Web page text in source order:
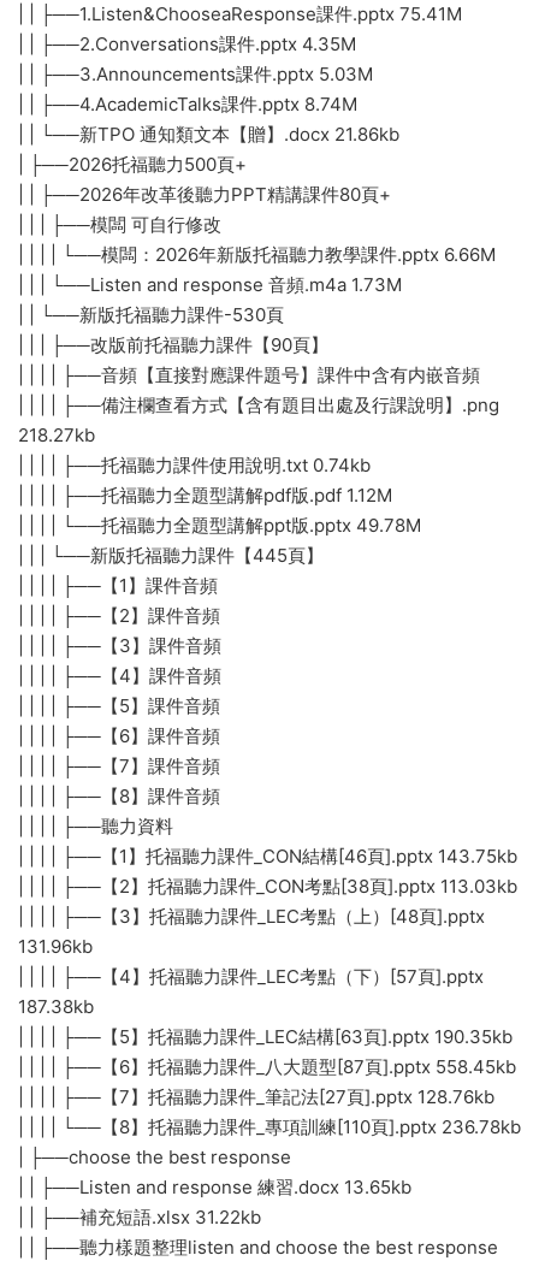
| | ├──1.Listen&ChooseaResponse課件.pptx 75.41M
| | ├──2.Conversations課件.pptx 4.35M
| | ├──3.Announcements課件.pptx 5.03M
| | ├──4.AcademicTalks課件.pptx 8.74M
| | └──新TPO 通知類文本【贈】.docx 21.86kb
| ├──2026托福聽力500頁+
| | ├──2026年改革後聽力PPT精講課件80頁+
| | | ├──模闆 可自行修改
| | | | └──模闆：2026年新版托福聽力教學課件.pptx 6.66M
| | | └──Listen and response 音頻.m4a 1.73M
| | └──新版托福聽力課件-530頁
| | | ├──改版前托福聽力課件【90頁】
| | | | ├──音頻【直接對應課件題号】課件中含有内嵌音頻
| | | | ├──備注欄查看方式【含有題目出處及行課說明】.png
218.27kb
| | | | ├──托福聽力課件使用說明.txt 0.74kb
| | | | ├──托福聽力全題型講解pdf版.pdf 1.12M
| | | | └──托福聽力全題型講解ppt版.pptx 49.78M
| | | └──新版托福聽力課件【445頁】
| | | | ├──【1】課件音頻
| | | | ├──【2】課件音頻
| | | | ├──【3】課件音頻
| | | | ├──【4】課件音頻
| | | | ├──【5】課件音頻
| | | | ├──【6】課件音頻
| | | | ├──【7】課件音頻
| | | | ├──【8】課件音頻
| | | | ├──聽力資料
| | | | ├──【1】托福聽力課件_CON結構[46頁].pptx 143.75kb
| | | | ├──【2】托福聽力課件_CON考點[38頁].pptx 113.03kb
| | | | ├──【3】托福聽力課件_LEC考點（上）[48頁].pptx
131.96kb
| | | | ├──【4】托福聽力課件_LEC考點（下）[57頁].pptx
187.38kb
| | | | ├──【5】托福聽力課件_LEC結構[63頁].pptx 190.35kb
| | | | ├──【6】托福聽力課件_八大題型[87頁].pptx 558.45kb
| | | | ├──【7】托福聽力課件_筆記法[27頁].pptx 128.76kb
| | | | └──【8】托福聽力課件_專項訓練[110頁].pptx 236.78kb
| ├──choose the best response
| | ├──Listen and response 練習.docx 13.65kb
| | ├──補充短語.xlsx 31.22kb
| | ├──聽力樣題整理listen and choose the best response